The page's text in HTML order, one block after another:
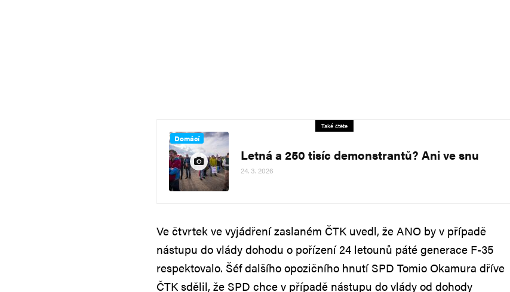
Také čtěte
Domácí
Letná a 250 tisíc demonstrantů? Ani ve snu
24. 3. 2026
Ve čtvrtek ve vyjádření zaslaném ČTK uvedl, že ANO by v případě
nástupu do vlády dohodu o pořízení 24 letounů páté generace F-35
respektovalo. Šéf dalšího opozičního hnutí SPD Tomio Okamura dříve
ČTK sdělil, že SPD chce v případě nástupu do vlády od dohody